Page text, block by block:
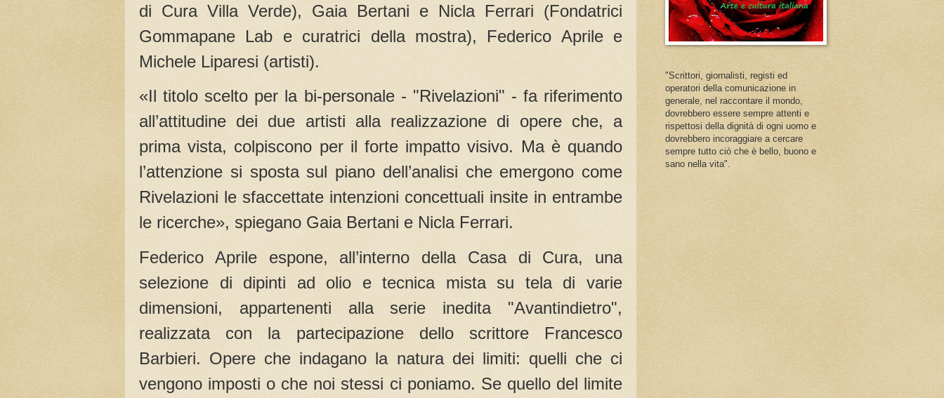
di Cura Villa Verde), Gaia Bertani e Nicla Ferrari (Fondatrici
Gommapane Lab e curatrici della mostra), Federico Aprile e
Michele Liparesi (artisti).
«Il titolo scelto per la bi-personale - "Rivelazioni" - fa riferimento
all’attitudine dei due artisti alla realizzazione di opere che, a
prima vista, colpiscono per il forte impatto visivo. Ma è quando
l’attenzione si sposta sul piano dell’analisi che emergono come
Rivelazioni le sfaccettate intenzioni concettuali insite in entrambe
le ricerche», spiegano Gaia Bertani e Nicla Ferrari.
Federico Aprile espone, all’interno della Casa di Cura, una
selezione di dipinti ad olio e tecnica mista su tela di varie
dimensioni, appartenenti alla serie inedita "Avantindietro",
realizzata con la partecipazione dello scrittore Francesco
Barbieri. Opere che indagano la natura dei limiti: quelli che ci
vengono imposti o che noi stessi ci poniamo. Se quello del limite
"Scrittori, giornalisti, registi ed
operatori della comunicazione in
generale, nel raccontare il mondo,
dovrebbero essere sempre attenti e
rispettosi della dignità di ogni uomo e
dovrebbero incoraggiare a cercare
sempre tutto ciò che è bello, buono e
sano nella vita".